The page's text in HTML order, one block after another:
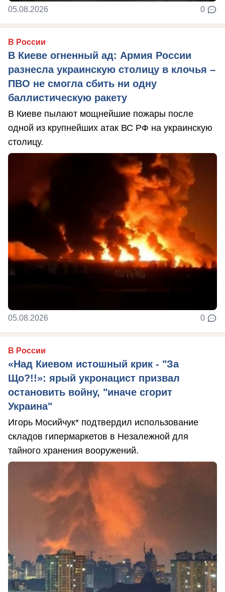
05.08.2026 0
В России
В Киеве огненный ад: Армия России
разнесла украинскую столицу в клочья –
ПВО не смогла сбить ни одну
баллистическую ракету
В Киеве пылают мощнейшие пожары после
одной из крупнейших атак ВС РФ на украинскую
столицу.
05.08.2026 0
В России
«Над Киевом истошный крик - "За
Що?!!»: ярый укронацист призвал
остановить войну, "иначе сгорит
Украина"
Игорь Мосийчук* подтвердил использование
складов гипермаркетов в Незалежной для
тайного хранения вооружений.